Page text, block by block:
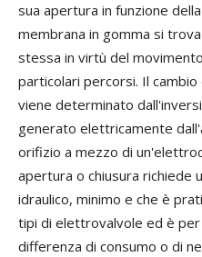
sua apertura in funzione
membrana in gomma si
stessa in virtù del
particolari percorsi. Il
viene determinato
generato elettricamente
orifizio a mezzo di
apertura o chiusura richiede
idraulico, minimo e che è
tipi di elettrovalvole ed è
differenza di consumo o di